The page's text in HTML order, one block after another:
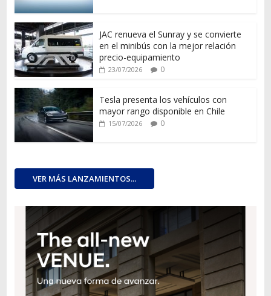
JAC renueva el Sunray y se convierte
en el minibús con la mejor relación
precio-equipamiento
23/07/2026 0
Tesla presenta los vehículos con
mayor rango disponible en Chile
15/07/2026 0
VER MÁS LANZAMIENTOS...